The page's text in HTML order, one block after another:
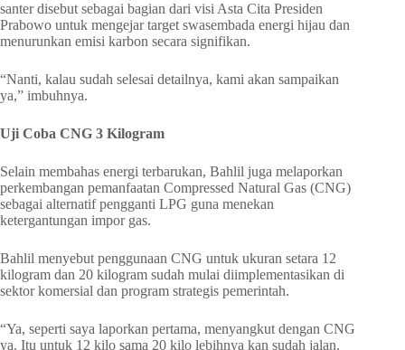
santer disebut sebagai bagian dari visi Asta Cita Presiden
Prabowo untuk mengejar target swasembada energi hijau dan
menurunkan emisi karbon secara signifikan.
“Nanti, kalau sudah selesai detailnya, kami akan sampaikan
ya,” imbuhnya.
Uji Coba CNG 3 Kilogram
Selain membahas energi terbarukan, Bahlil juga melaporkan
perkembangan pemanfaatan Compressed Natural Gas (CNG)
sebagai alternatif pengganti LPG guna menekan
ketergantungan impor gas.
Bahlil menyebut penggunaan CNG untuk ukuran setara 12
kilogram dan 20 kilogram sudah mulai diimplementasikan di
sektor komersial dan program strategis pemerintah.
“Ya, seperti saya laporkan pertama, menyangkut dengan CNG
ya. Itu untuk 12 kilo sama 20 kilo lebihnya kan sudah jalan.